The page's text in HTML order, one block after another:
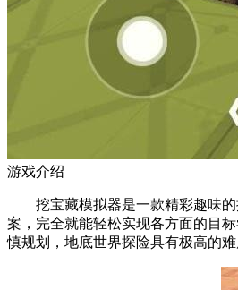
游戏介绍
挖宝藏模拟器是一款精彩趣味的
案，完全就能轻松实现各方面的目
慎规划，地底世界探险具有极高的